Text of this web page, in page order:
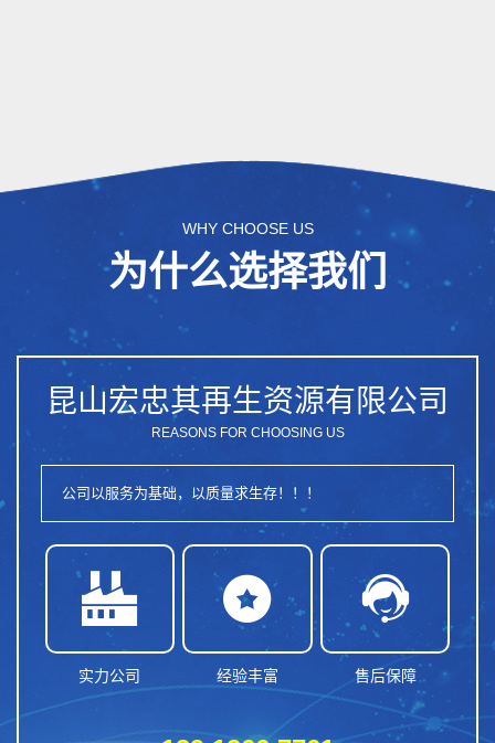
WHY CHOOSE US
为什么选择我们
昆山宏忠其再生资源有限公司
REASONS FOR CHOOSING US
公司以服务为基础，以质量求生存！！！

实力公司

经验丰富

售后保障